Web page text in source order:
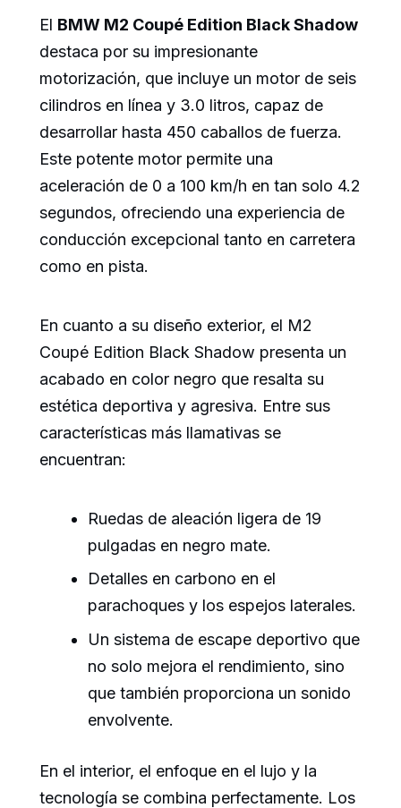
El BMW M2 Coupé Edition Black Shadow
destaca por su impresionante
motorización, que incluye un motor de seis
cilindros en línea y 3.0 litros, capaz de
desarrollar hasta 450 caballos de fuerza.
Este potente motor permite una
aceleración de 0 a 100 km/h en tan solo 4.2
segundos, ofreciendo una experiencia de
conducción excepcional tanto en carretera
como en pista.
En cuanto a su diseño exterior, el M2
Coupé Edition Black Shadow presenta un
acabado en color negro que resalta su
estética deportiva y agresiva. Entre sus
características más llamativas se
encuentran:
Ruedas de aleación ligera de 19
pulgadas en negro mate.
Detalles en carbono en el
parachoques y los espejos laterales.
Un sistema de escape deportivo que
no solo mejora el rendimiento, sino
que también proporciona un sonido
envolvente.
En el interior, el enfoque en el lujo y la
tecnología se combina perfectamente. Los